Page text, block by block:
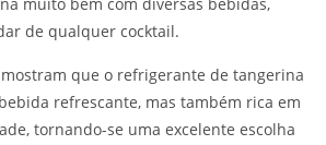
muito bem com diversas bebidas,
de qualquer cocktail.
que o refrigerante de tangerina
refrescante, mas também rica em
tornando-se uma excelente escolha